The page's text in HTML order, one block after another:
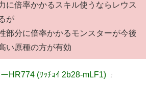
に倍率かかるスキル使うならレウス
が
部分に倍率かかるモンスターが今後
い原種の方が有効
HR774 (ﾜｯﾁｮｲ 2b28-mLF1) ：